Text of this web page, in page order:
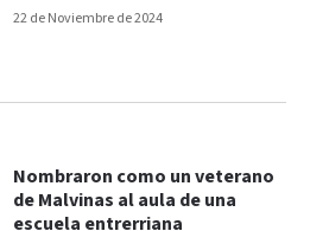
22 de Noviembre de 2024
Nombraron como un veterano
de Malvinas al aula de una
escuela entrerriana